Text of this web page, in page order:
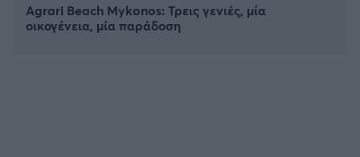
Agrari Beach Mykonos: Τρεις γενιές, μία
οικογένεια, μία παράδοση